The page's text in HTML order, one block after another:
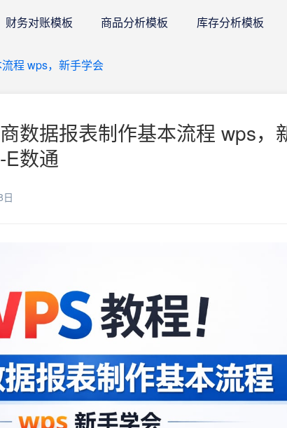
财务对账模板 商品分析模板 库存分析模板
程 wps，新手学会
数据报表制作基本流程 wps，
数通